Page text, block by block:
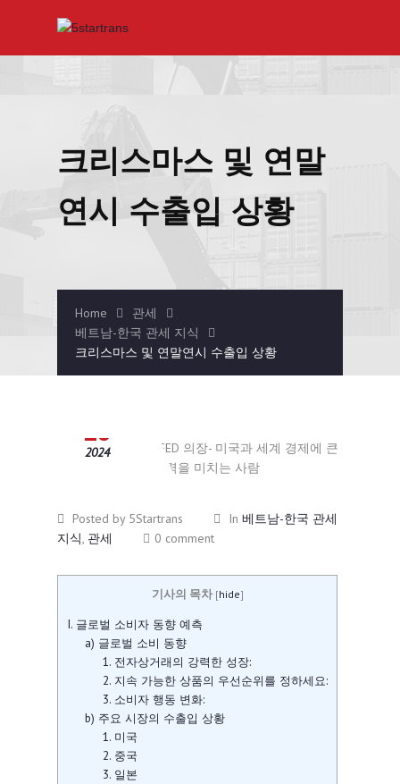
크리스마스 및 연말
연시 수출입 상황
Home
관세
베트남-한국 관세 지식
크리스마스 및 연말연시 수출입 상황
23
2024
Posted by 5Startrans In 베트남-한국 관세
지식, 관세 0 comment
기사의 목차 [hide]
I. 글로벌 소비자 동향 예측
a) 글로벌 소비 동향
1. 전자상거래의 강력한 성장:
2. 지속 가능한 상품의 우선순위를 정하세요:
3. 소비자 행동 변화:
b) 주요 시장의 수출입 상황
1. 미국
2. 중국
3. 일본